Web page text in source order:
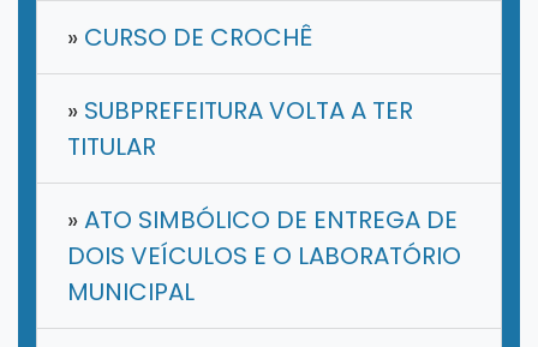
» CURSO DE CROCHÊ
» SUBPREFEITURA VOLTA A TER
TITULAR
»ATO SIMBÓLICO DE ENTREGA DE
DOIS VEÍCULOS E O LABORATÓRIO
MUNICIPAL